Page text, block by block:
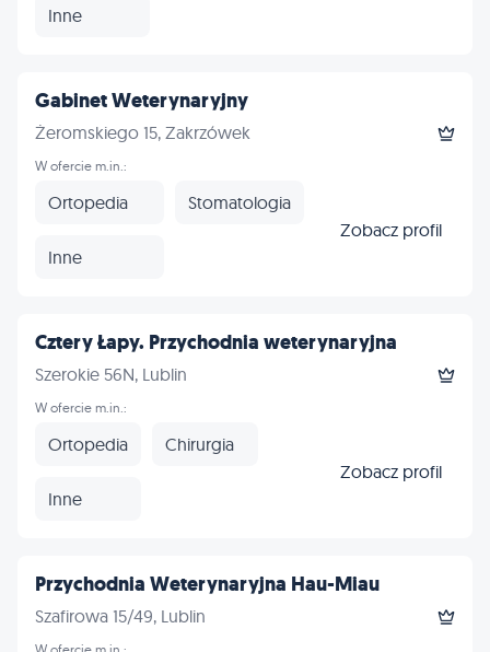
Inne
Gabinet Weterynaryjny
Żeromskiego 15, Zakrzówek
W ofercie m.in.:
Ortopedia Stomatologia
Inne
Zobacz profil
Cztery Łapy. Przychodnia weterynaryjna
Szerokie 56N, Lublin
W ofercie m.in.:
Ortopedia Chirurgia
Inne
Zobacz profil
Przychodnia Weterynaryjna Hau-Miau
Szafirowa 15/49, Lublin